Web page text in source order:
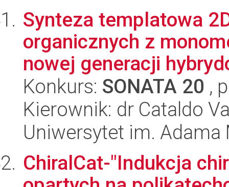
Synteza templatowa
organicznych z
nowej generacji
Konkurs: SONATA 20 ,
Kierownik: dr Cataldo
Uniwersytet im.
ChiralCat-"Indukcja